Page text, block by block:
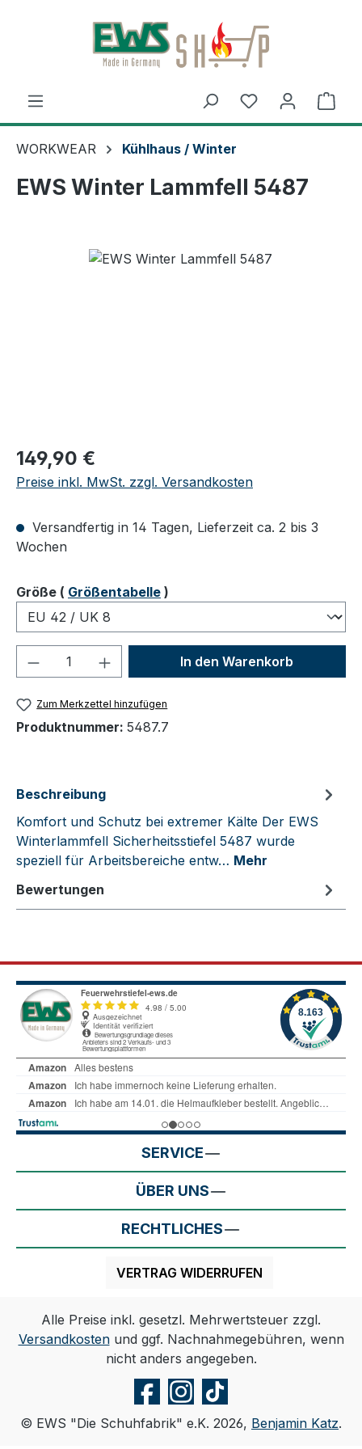
Zum Hauptinhalt springen
WORKWEAR Kühlhaus / Winter
EWS Winter Lammfell 5487
Regulärer Preis:
149,90 €
Preise inkl. MwSt. zzgl. Versandkosten
Versandfertig in 14 Tagen, Lieferzeit ca. 2 bis 3
Wochen
Größeauswählen
( Größentabelle )
Produkt Anzahl: Gib denIn den Warenkorb
Zum Merkzettel hinzufügen
Produktnummer: 5487.7
Beschreibung
Komfort und Schutz bei extremer Kälte Der EWS
Winterlammfell Sicherheitsstiefel 5487 wurde
speziell für Arbeitsbereiche entw… Mehr
Bewertungen
SERVICE
ÜBER UNS
RECHTLICHES
VERTRAG WIDERRUFEN
Alle Preise inkl. gesetzl. Mehrwertsteuer zzgl.
Versandkostenund ggf. Nachnahmegebühren, wenn
nicht anders angegeben.
© EWS "Die Schuhfabrik" e.K. 2026, Benjamin Katz.